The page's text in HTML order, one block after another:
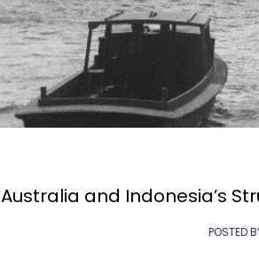
Australia and Indonesia’s
POSTED